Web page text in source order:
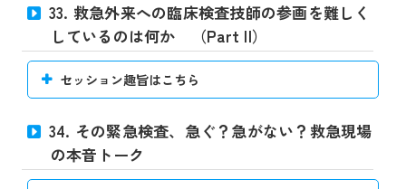
33. 救急外来への臨床検査技師の参画を難しく
しているのは何か （Part II）
セッション趣旨はこちら
34. その緊急検査、急ぐ？急がない？救急現場
の本音トーク